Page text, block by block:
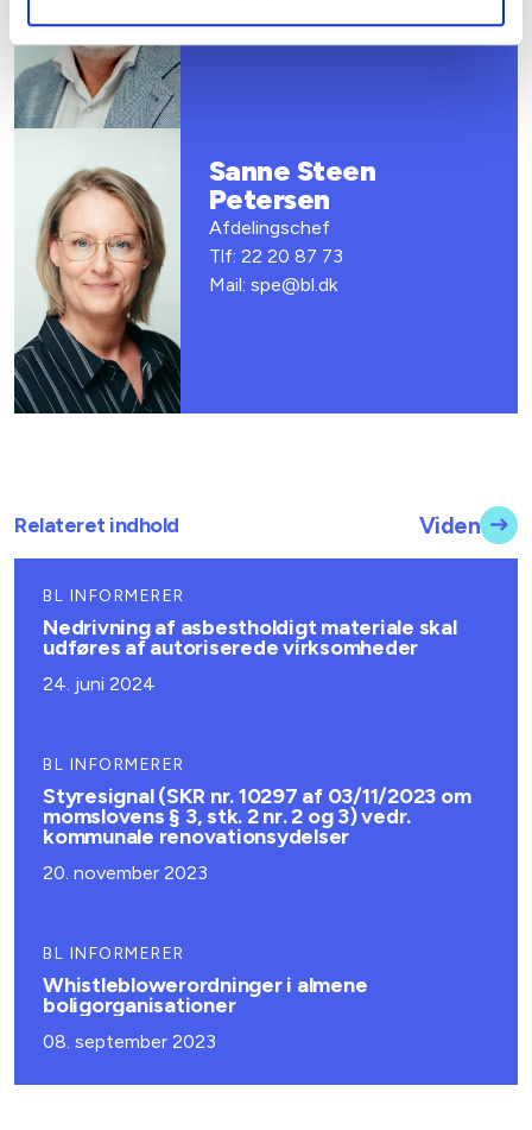
Sanne Steen
Petersen
Afdelingschef
Tlf: 22 20 87 73
Mail: spe@bl.dk
Relateret indhold Viden
BL INFORMERER
Nedrivning af asbestholdigt materiale skal
udføres af autoriserede virksomheder
24. juni 2024
BL INFORMERER
Styresignal (SKR nr. 10297 af 03/11/2023 om
momslovens § 3, stk. 2 nr. 2 og 3) vedr.
kommunale renovationsydelser
20. november 2023
BL INFORMERER
Whistleblowerordninger i almene
boligorganisationer
08. september 2023